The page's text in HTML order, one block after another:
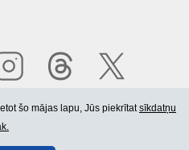
"BEZRINDAS.LV".
šo mājas lapu, Jūs piekrītatsīkdatņu